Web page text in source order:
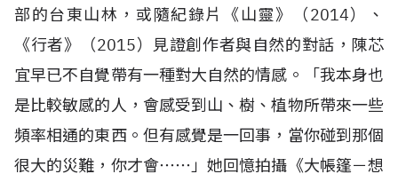
部的台東山林，或隨紀錄片《山靈》（2014）、
《行者》（2015）見證創作者與自然的對話，陳芯
宜早已不自覺帶有一種對大自然的情感。「我本身也
是比較敏感的人，會感受到山、樹、植物所帶來一些
頻率相通的東西。但有感覺是一回事，當你碰到那個
很大的災難，你才會⋯⋯」她回憶拍攝《大帳篷－想